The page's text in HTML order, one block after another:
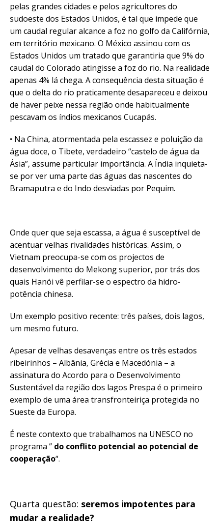
pelas grandes cidades e pelos agricultores do
sudoeste dos Estados Unidos, é tal que impede que
um caudal regular alcance a foz no golfo da Califórnia,
em território mexicano. O México assinou com os
Estados Unidos um tratado que garantiria que 9% do
caudal do Colorado atingisse a foz do rio. Na realidade
apenas 4% lá chega. A consequência desta situação é
que o delta do rio praticamente desapareceu e deixou
de haver peixe nessa região onde habitualmente
pescavam os índios mexicanos Cucapás.
• Na China, atormentada pela escassez e poluição da
água doce, o Tibete, verdadeiro “castelo de água da
Ásia”, assume particular importância. A Índia inquieta-
se por ver uma parte das águas das nascentes do
Bramaputra e do Indo desviadas por Pequim.
Onde quer que seja escassa, a água é susceptível de
acentuar velhas rivalidades históricas. Assim, o
Vietnam preocupa-se com os projectos de
desenvolvimento do Mekong superior, por trás dos
quais Hanói vê perfilar-se o espectro da hidro-
potência chinesa.
Um exemplo positivo recente: três países, dois lagos,
um mesmo futuro.
Apesar de velhas desavenças entre os três estados
ribeirinhos – Albânia, Grécia e Macedónia – a
assinatura do Acordo para o Desenvolvimento
Sustentável da região dos lagos Prespa é o primeiro
exemplo de uma área transfronteiriça protegida no
Sueste da Europa.
É neste contexto que trabalhamos na UNESCO no
programa ” do conflito potencial ao potencial de
cooperação“.
Quarta questão: seremos impotentes para
mudar a realidade?